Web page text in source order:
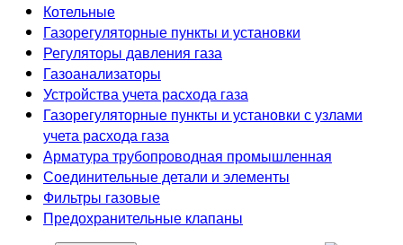
Котельные
Газорегуляторные пункты и установки
Регуляторы давления газа
Газоанализаторы
Устройства учета расхода газа
Газорегуляторные пункты и установки с узлами
учета расхода газа
Арматура трубопроводная промышленная
Соединительные детали и элементы
Фильтры газовые
Предохранительные клапаны